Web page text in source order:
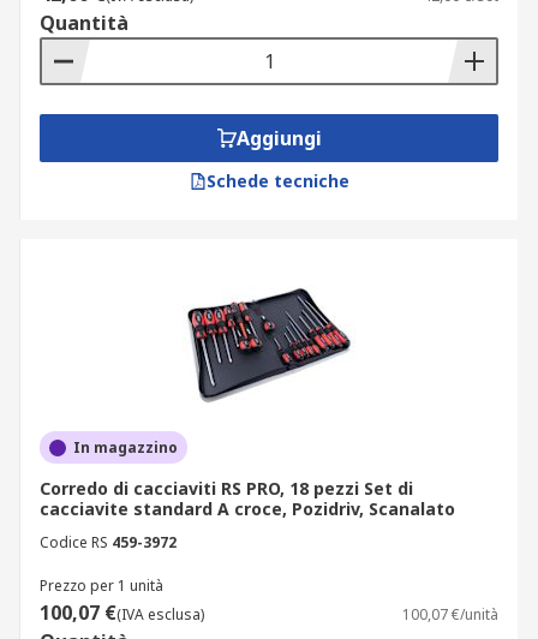
supporto rapido ed efficace. Non perdere
l’occasione di equipaggiarti con un nuovo set
giraviti per portare ogni lavoro a termine con
precisione e affidabilità.
Quantità
Aggiungi
Schede tecniche
In magazzino
Corredo di cacciaviti RS PRO, 18 pezzi Set di
cacciavite standard A croce, Pozidriv, Scanalato
Codice RS 459-3972
Prezzo per 1 unità
100,07 €(IVA esclusa) 100,07 €/unità